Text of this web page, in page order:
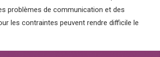
problèmes de communication et des
les contraintes peuvent rendre difficile le